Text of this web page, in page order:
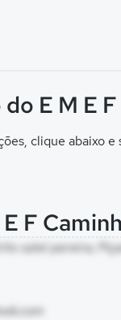
E M E
clique abaixo
F
oziel pereira,